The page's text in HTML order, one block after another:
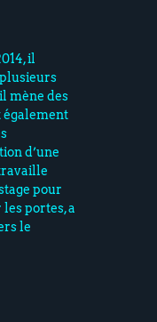
il
mène des
également
d’une
pour
portes, a
le